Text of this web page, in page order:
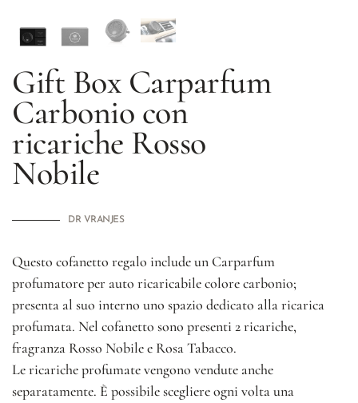
Gift Box Carparfum
Carbonio con
ricariche Rosso
Nobile
DR VRANJES
Questo cofanetto regalo include un Carparfum
profumatore per auto ricaricabile colore carbonio;
presenta al suo interno uno spazio dedicato alla ricarica
profumata. Nel cofanetto sono presenti 2 ricariche,
fragranza Rosso Nobile e Rosa Tabacco.
Le ricariche profumate vengono vendute anche
separatamente. È possibile scegliere ogni volta una